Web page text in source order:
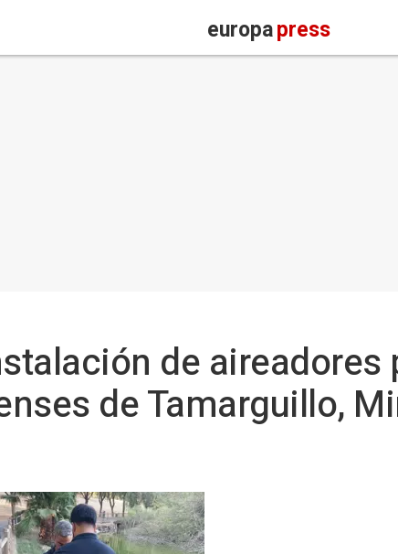
europapress
de aireadores
de Tamarguillo,